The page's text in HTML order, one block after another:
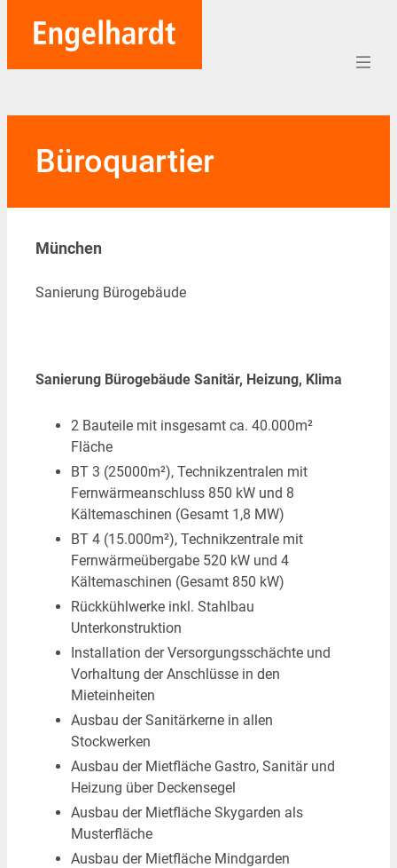
Aufträge
Unternehmen
Blog
Kontakt
Büroquartier
München
Sanierung Bürogebäude
Sanierung Bürogebäude Sanitär, Heizung, Klima
2 Bauteile mit insgesamt ca. 40.000m²
Fläche
BT 3 (25000m²), Technikzentralen mit
Fernwärmeanschluss 850 kW und 8
Kältemaschinen (Gesamt 1,8 MW)
BT 4 (15.000m²), Technikzentrale mit
Fernwärmeübergabe 520 kW und 4
Kältemaschinen (Gesamt 850 kW)
Rückkühlwerke inkl. Stahlbau
Unterkonstruktion
Installation der Versorgungsschächte und
Vorhaltung der Anschlüsse in den
Mieteinheiten
Ausbau der Sanitärkerne in allen
Stockwerken
Ausbau der Mietfläche Gastro, Sanitär und
Heizung über Deckensegel
Ausbau der Mietfläche Skygarden als
Musterfläche
Ausbau der Mietfläche Mindgarden